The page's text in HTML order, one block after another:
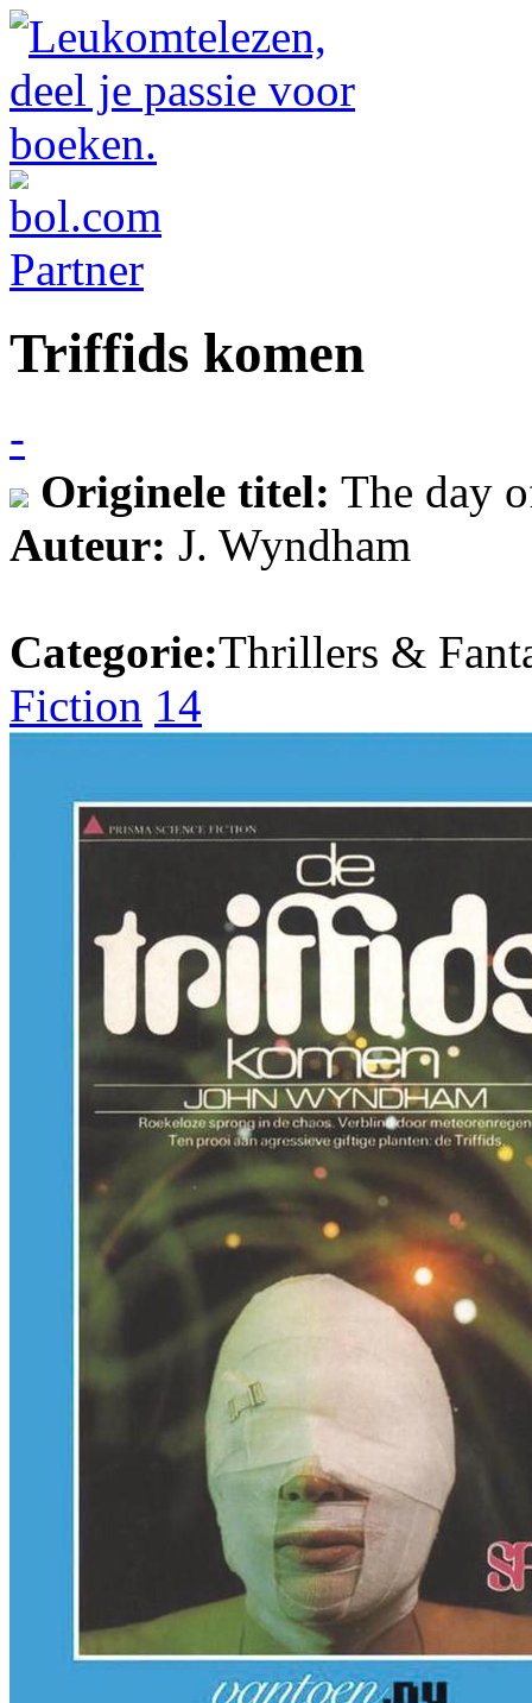
Triffids komen
-
Originele titel: The day
Auteur: J. Wyndham
Categorie:Thrillers &
Fiction 14